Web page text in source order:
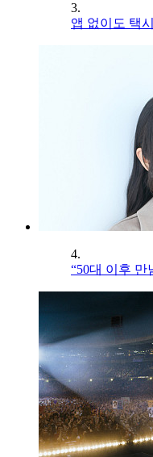
3.
앱 없이도 택
4.
“50대 이후 만